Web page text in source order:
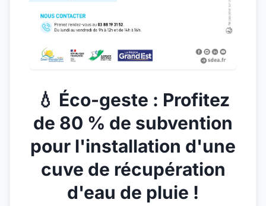
💧 Éco-geste : Profitez
de 80 % de subvention
pour l'installation d'une
cuve de récupération
d'eau de pluie !